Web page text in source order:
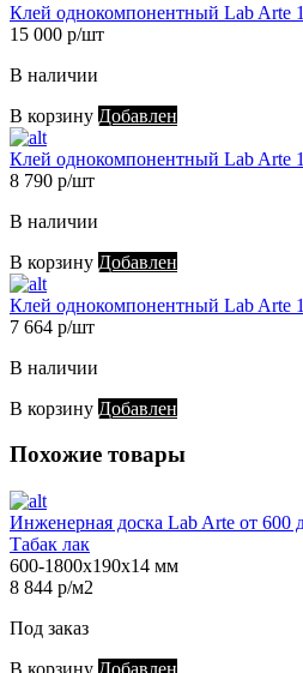
Клей однокомпонентный Lab Arte
15 000 р/шт
В наличии
В корзину Добавлен
Клей однокомпонентный Lab Arte
8 790 р/шт
В наличии
В корзину Добавлен
Клей однокомпонентный Lab Arte
7 664 р/шт
В наличии
В корзину Добавлен
Похожие товары
Инженерная доска Lab Arte от 600
Табак лак
600-1800х190х14 мм
8 844 р/м2
Под заказ
В корзину Добавлен